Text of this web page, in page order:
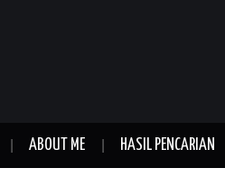
ABOUT ME HASIL PENCARIAN